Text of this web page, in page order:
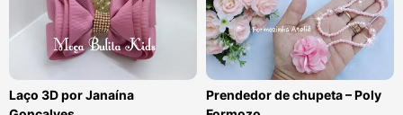
Laço 3D por Janaína
Prendedor de chupeta – Poly